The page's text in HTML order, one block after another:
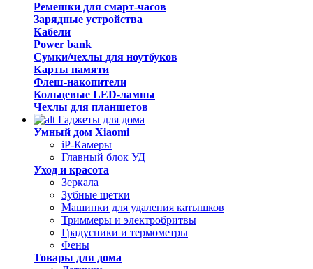
Ремешки для смарт-часов
Зарядные устройства
Кабели
Power bank
Сумки/чехлы для ноутбуков
Карты памяти
Флеш-накопители
Кольцевые LED-лампы
Чехлы для планшетов
Гаджеты для дома
Умный дом Xiaomi
iP-Камеры
Главный блок УД
Уход и красота
Зеркала
Зубные щетки
Машинки для удаления катышков
Триммеры и электробритвы
Градусники и термометры
Фены
Товары для дома